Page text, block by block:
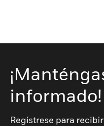
informado!
Regístrese para